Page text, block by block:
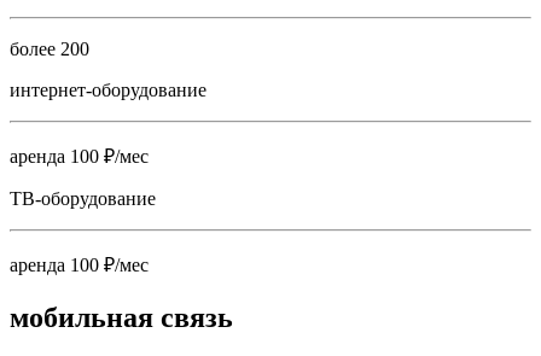
более 200
интернет-оборудование
аренда 100 ₽/мес
ТВ-оборудование
аренда 100 ₽/мес
мобильная связь